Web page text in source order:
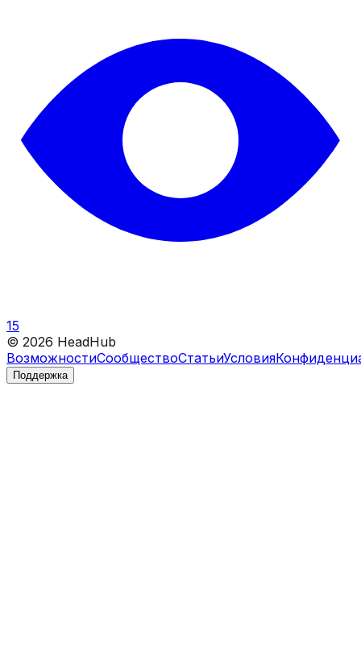
15
© 2026 HeadHub
ВозможностиСообществоСтатьиУсловия
Поддержка